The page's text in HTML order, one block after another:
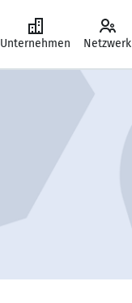
Unternehmen Netzwerk